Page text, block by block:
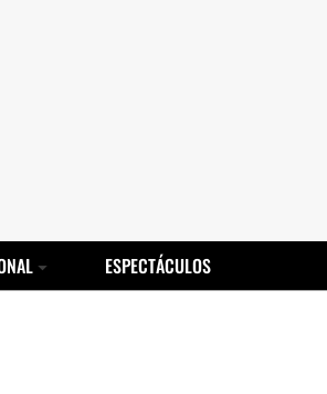
ESPECTÁCULOS